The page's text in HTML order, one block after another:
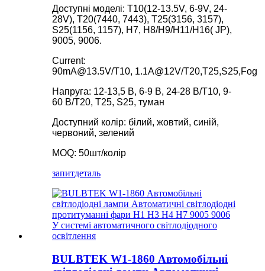
Доступні моделі: T10(12-13.5V, 6-9V, 24-
28V), T20(7440, 7443), T25(3156, 3157),
S25(1156, 1157), H7, H8/H9/H11/H16( JP),
9005, 9006.
Current:
90mA@13.5V/T10, 1.1A@12V/T20,T25,S25,Fog
Напруга: 12-13,5 В, 6-9 В, 24-28 В/T10, 9-
60 В/T20, T25, S25, туман
Доступний колір: білий, жовтий, синій,
червоний, зелений
MOQ: 50шт/колір
запитдеталь
BULBTEK W1-1860 Автомобільні